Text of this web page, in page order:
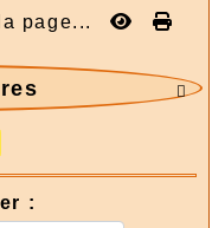
page...

: